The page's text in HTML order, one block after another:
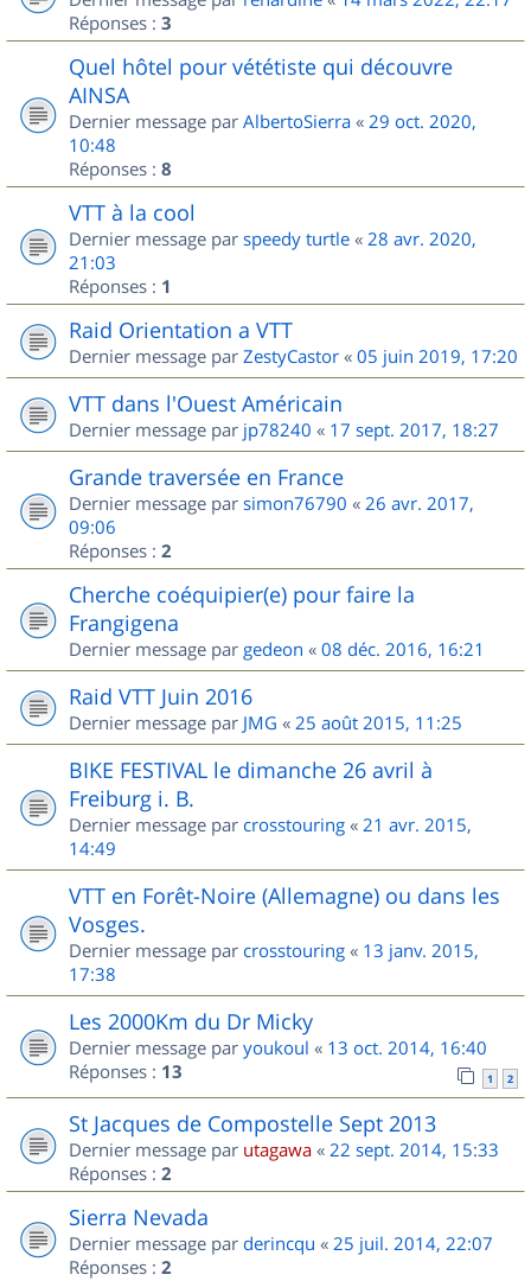
Réponses : 3
Quel hôtel pour vététiste qui découvre
AINSA
Dernier message par AlbertoSierra « 29 oct. 2020,
10:48
Réponses : 8
VTT à la cool
Dernier message par speedy turtle « 28 avr. 2020,
21:03
Réponses : 1
Raid Orientation a VTT
Dernier message par ZestyCastor « 05 juin 2019, 17:20
VTT dans l'Ouest Américain
Dernier message par jp78240 « 17 sept. 2017, 18:27
Grande traversée en France
Dernier message par simon76790 « 26 avr. 2017,
09:06
Réponses : 2
Cherche coéquipier(e) pour faire la
Frangigena
Dernier message par gedeon « 08 déc. 2016, 16:21
Raid VTT Juin 2016
Dernier message par JMG « 25 août 2015, 11:25
BIKE FESTIVAL le dimanche 26 avril à
Freiburg i. B.
Dernier message par crosstouring « 21 avr. 2015,
14:49
VTT en Forêt-Noire (Allemagne) ou dans les
Vosges.
Dernier message par crosstouring « 13 janv. 2015,
17:38
Les 2000Km du Dr Micky
Dernier message par youkoul « 13 oct. 2014, 16:40
Réponses : 13 1 2
St Jacques de Compostelle Sept 2013
Dernier message par utagawa « 22 sept. 2014, 15:33
Réponses : 2
Sierra Nevada
Dernier message par derincqu « 25 juil. 2014, 22:07
Réponses : 2